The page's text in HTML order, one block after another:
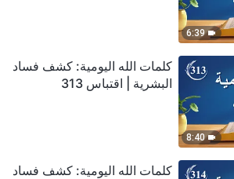
6:39
8:40
كلمات الله اليومية: كشف فساد
البشرية | اقتباس 313
كلمات الله اليومية: كشف فساد